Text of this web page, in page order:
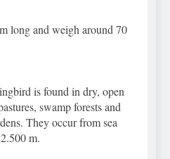
long and weigh around 70
is found in dry, open
swamp forests and
They occur from sea
m.